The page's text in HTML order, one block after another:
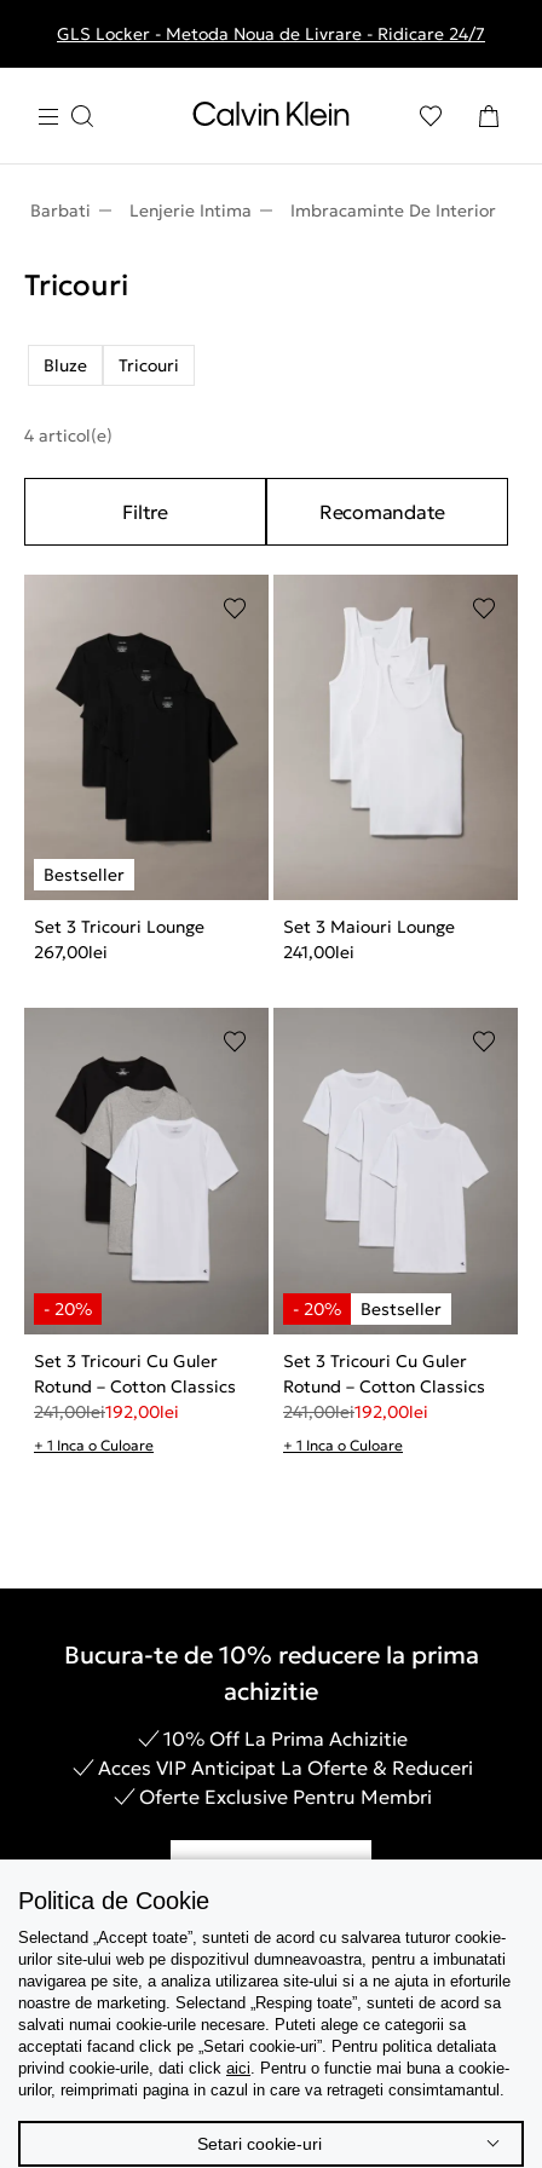
Livrare gratuita la comenzile de peste 250 RON
GLS Locker - Metoda Noua de Livrare - Ridicare 24/7
Barbati Lenjerie Intima Imbracaminte De Interior
Tricouri
Bluze Tricouri
4 articol(e)
Filtre Recomandate
Set 3 Tricouri Lounge
267,00lei
Set 3 Maiouri Lounge
241,00lei
Set 3 Tricouri Cu Guler
Rotund – Cotton Classics
241,00lei192,00lei
+ 1 Inca o Culoare
Set 3 Tricouri Cu Guler
Rotund – Cotton Classics
241,00lei192,00lei
+ 1 Inca o Culoare
Bucura-te de 10% reducere la prima
achizitie
10% Off La Prima Achizitie
Acces VIP Anticipat La Oferte & Reduceri
Oferte Exclusive Pentru Membri
Asistenta
Colectii
Tips & Guides
Politica de Cookie
Selectand „Accept toate”, sunteti de acord cu salvarea tuturor cookie-
urilor site-ului web pe dispozitivul dumneavoastra, pentru a imbunatati
navigarea pe site, a analiza utilizarea site-ului si a ne ajuta in eforturile
noastre de marketing. Selectand „Resping toate”, sunteti de acord sa
salvati numai cookie-urile necesare. Puteti alege ce categorii sa
acceptati facand click pe „Setari cookie-uri”. Pentru politica detaliata
privind cookie-urile, dati click aici. Pentru o functie mai buna a cookie-
urilor, reimprimati pagina in cazul in care va retrageti consimtamantul.
Setari cookie-uri